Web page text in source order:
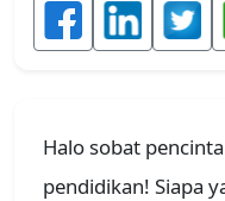
Halo sobat
pendidikan! Siapa